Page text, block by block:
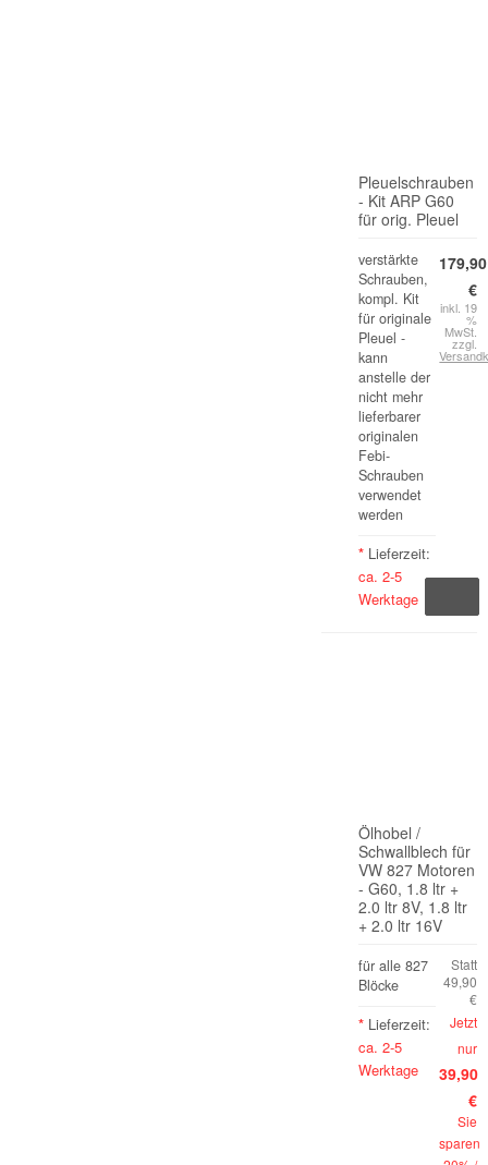
Pleuelschrauben
- Kit ARP G60
für orig. Pleuel
verstärkte
Schrauben,
kompl. Kit
für originale
Pleuel -
kann
anstelle der
nicht mehr
lieferbarer
originalen
Febi-
Schrauben
verwendet
werden
* Lieferzeit:
ca. 2-5
Werktage
179,90
€
inkl. 19
%
MwSt.
zzgl.
Ölhobel /
Schwallblech für
VW 827 Motoren
- G60, 1.8 ltr +
2.0 ltr 8V, 1.8 ltr
+ 2.0 ltr 16V
für alle 827
Blöcke
* Lieferzeit:
ca. 2-5
Werktage
Statt
49,90
€
Jetzt
nur
39,90
€
Sie
sparen